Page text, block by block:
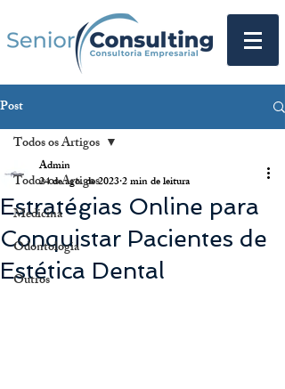
Post
Todos os Artigos
Medicina
Odontologia
Outros
Todos os Artigos
Estratégias Online para
Conquistar Pacientes de
Estética Dental
Admin
24 de ago. de 20232 min de leitura